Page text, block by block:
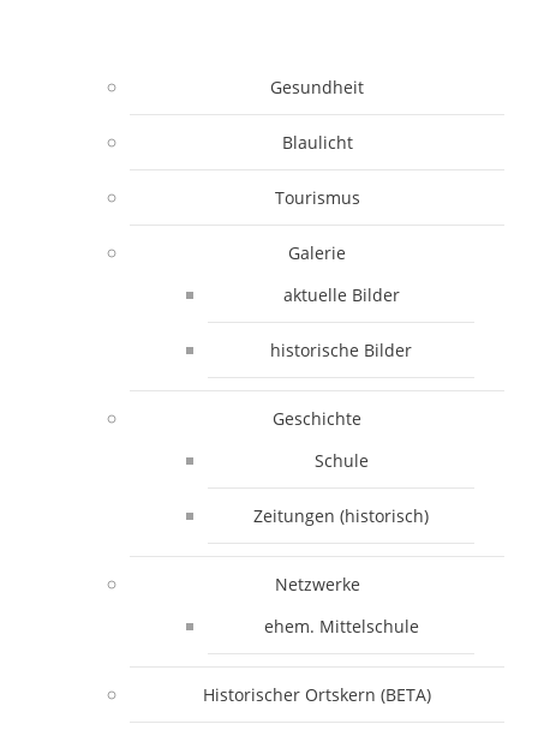
Gesundheit
Blaulicht
Tourismus
Galerie
aktuelle Bilder
historische Bilder
Geschichte
Schule
Zeitungen (historisch)
Netzwerke
ehem. Mittelschule
Historischer Ortskern (BETA)